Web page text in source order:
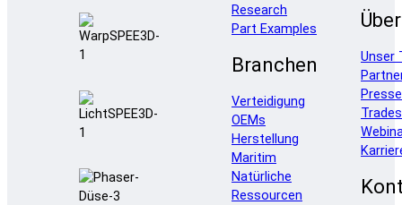
Research
Part Examples
Branchen
Verteidigung
OEMs
Herstellung
Maritim
Natürliche
Ressourcen
Über
Unser